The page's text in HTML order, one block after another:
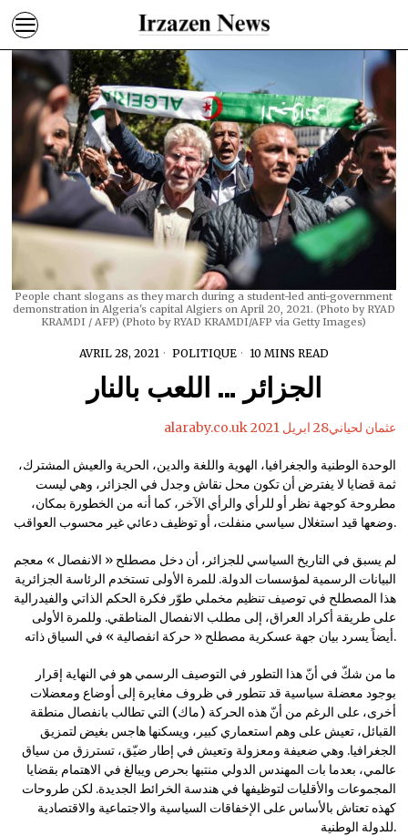
People chant slogans as they march during a student-led anti-government
demonstration in Algeria's capital Algiers on April 20, 2021. (Photo by RYAD
KRAMDI / AFP) (Photo by RYAD KRAMDI/AFP via Getty Images)
AVRIL 28, 2021 POLITIQUE 10 MINS READ
الجزائر … اللعب بالنار
alaraby.co.uk عثمان لحياني28 ابريل 2021
الوحدة الوطنية والجغرافيا، الهوية واللغة والدين، الحرية والعيش المشترك،
ثمة قضايا لا يفترض أن تكون محل نقاش وجدل في الجزائر، وهي ليست
مطروحة كوجهة نظر أو للرأي والرأي الآخر، كما أنه من الخطورة بمكان،
وضعها قيد استغلال سياسي منفلت، أو توظيف دعائي غير محسوب العواقب.
لم يسبق في التاريخ السياسي للجزائر، أن دخل مصطلح « الانفصال » معجم
البيانات الرسمية لمؤسسات الدولة. للمرة الأولى تستخدم الرئاسة الجزائرية
هذا المصطلح في توصيف تنظيم مخملي طوّر فكرة الحكم الذاتي والفيدرالية
على طريقة أكراد العراق، إلى مطلب الانفصال المناطقي. وللمرة الأولى
أيضاً يسرد بيان جهة عسكرية مصطلح « حركة انفصالية » في السياق ذاته.
ما من شكّ في أنّ هذا التطور في التوصيف الرسمي هو في النهاية إقرار
بوجود معضلة سياسية قد تتطور في ظروف مغايرة إلى أوضاع ومعضلات
أخرى، على الرغم من أنّ هذه الحركة (ماك) التي تطالب بانفصال منطقة
القبائل، تعيش على وهم استعماري كبير، ويسكنها هاجس بغيض لتمزيق
الجغرافيا. وهي ضعيفة ومعزولة وتعيش في إطار ضيّق، تسترزق من سياق
عالمي، بعدما بات المهندس الدولي منتبها بحرص ويبالغ في الاهتمام بقضايا
المجموعات والأقليات لتوظيفها في هندسة الخرائط الجديدة. لكن طروحات
كهذه تعتاش بالأساس على الإخفاقات السياسية والاجتماعية والاقتصادية
للدولة الوطنية.